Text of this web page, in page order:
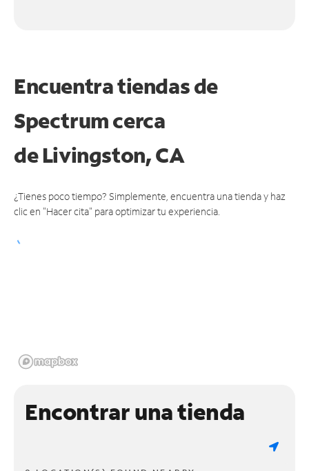
Encuentra tiendas de
Spectrum cerca
deLivingston, CA
¿Tienes poco tiempo? Simplemente, encuentra una tienda y haz
clic en "Hacer cita" para optimizar tu experiencia.
Encontrar una tienda